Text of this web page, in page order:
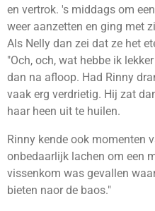
en vertrok. 's middags om
weer aanzetten en ging met
Als Nelly dan zei dat ze het
"Och, och, wat hebbe ik
dan na afloop. Had Rinny
vaak erg verdrietig. Hij zat
haar heen uit te huilen.
Rinny kende ook momenten
onbedaarlijk lachen om een
vissenkom was gevallen
bieten naor de baos."